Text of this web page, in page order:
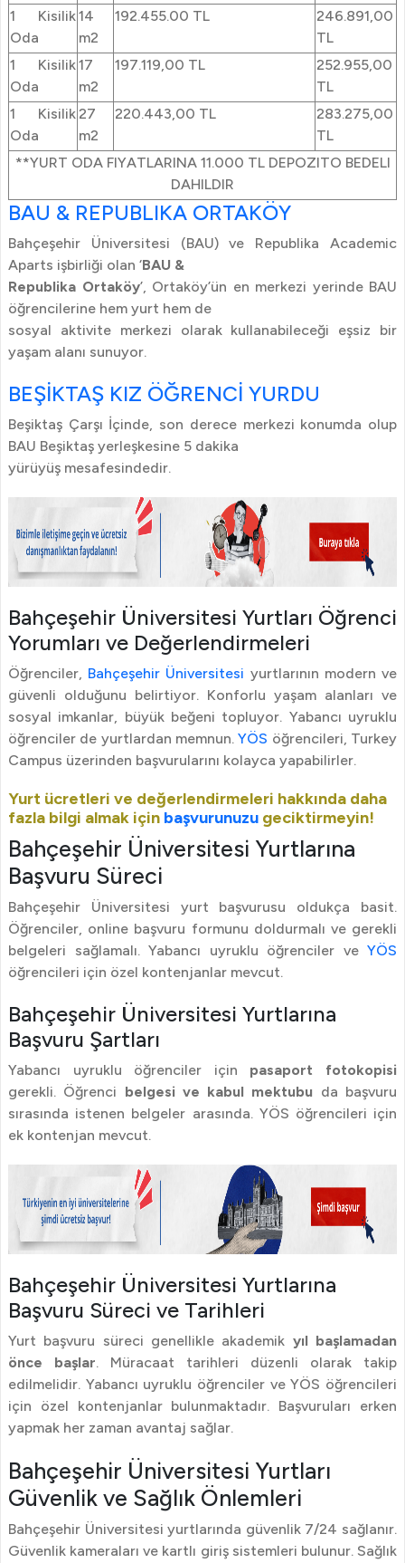
1 Kisilik
Oda
14
m2
192.455.00 TL
246.891,00
TL
1 Kisilik
Oda
17
m2
197.119,00 TL
252.955,00
TL
1 Kisilik
Oda
27
m2
220.443,00 TL
283.275,00
TL
**YURT ODA FIYATLARINA 11.000 TL DEPOZITO BEDELI
DAHILDIR
BAU & REPUBLIKA ORTAKÖY
Bahçeşehir Üniversitesi (BAU) ve Republika Academic
Aparts işbirliği olan ‘BAU &
Republika Ortaköy’, Ortaköy’ün en merkezi yerinde BAU
öğrencilerine hem yurt hem de
sosyal aktivite merkezi olarak kullanabileceği eşsiz bir
yaşam alanı sunuyor.
BEŞİKTAŞ KIZ ÖĞRENCİ YURDU
Beşiktaş Çarşı İçinde, son derece merkezi konumda olup
BAU Beşiktaş yerleşkesine 5 dakika
yürüyüş mesafesindedir.
Bahçeşehir Üniversitesi Yurtları Öğrenci
Yorumları ve Değerlendirmeleri
Öğrenciler, Bahçeşehir Üniversitesi yurtlarının modern ve
güvenli olduğunu belirtiyor. Konforlu yaşam alanları ve
sosyal imkanlar, büyük beğeni topluyor. Yabancı uyruklu
öğrenciler de yurtlardan memnun.YÖS öğrencileri, Turkey
Campus üzerinden başvurularını kolayca yapabilirler.
Yurt ücretleri ve değerlendirmeleri hakkında daha
fazla bilgi almak için başvurunuzu geciktirmeyin!
Bahçeşehir Üniversitesi Yurtlarına
Başvuru Süreci
Bahçeşehir Üniversitesi yurt başvurusu oldukça basit.
Öğrenciler, online başvuru formunu doldurmalı ve gerekli
belgeleri sağlamalı. Yabancı uyruklu öğrenciler ve YÖS
öğrencileri için özel kontenjanlar mevcut.
Bahçeşehir Üniversitesi Yurtlarına
Başvuru Şartları
Yabancı uyruklu öğrenciler için pasaport fotokopisi
gerekli. Öğrenci belgesi ve kabul mektubu da başvuru
sırasında istenen belgeler arasında. YÖS öğrencileri için
ek kontenjan mevcut.
Bahçeşehir Üniversitesi Yurtlarına
Başvuru Süreci ve Tarihleri
Yurt başvuru süreci genellikle akademik yıl başlamadan
önce başlar. Müracaat tarihleri düzenli olarak takip
edilmelidir. Yabancı uyruklu öğrenciler ve YÖS öğrencileri
için özel kontenjanlar bulunmaktadır. Başvuruları erken
yapmak her zaman avantaj sağlar.
Bahçeşehir Üniversitesi Yurtları
Güvenlik ve Sağlık Önlemleri
Bahçeşehir Üniversitesi yurtlarında güvenlik 7/24 sağlanır.
Güvenlik kameraları ve kartlı giriş sistemleri bulunur. Sağlık